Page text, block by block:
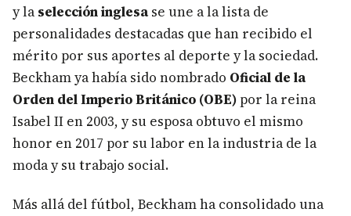
y la selección inglesase une a la lista de
personalidades destacadas que han recibido el
mérito por sus aportes al deporte y la sociedad.
Beckham ya había sido nombrado Oficial de la
Orden del Imperio Británico (OBE)por la reina
Isabel II en 2003, y su esposa obtuvo el mismo
honor en 2017 por su labor en la industria de la
moda y su trabajo social.
Más allá del fútbol, Beckham ha consolidado una